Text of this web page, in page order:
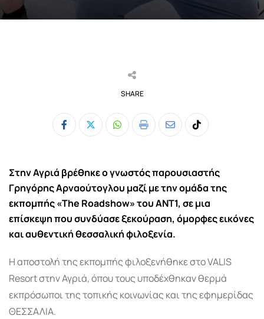
SHARE
Whatsapp
Print
ShareTiktok
Στην Αγριά βρέθηκε ο γνωστός παρουσιαστής
Γρηγόρης Αρναούτογλου μαζί με την ομάδα της
εκπομπής «The Roadshow» του ΑΝΤ1, σε μια
επίσκεψη που συνδύασε ξεκούραση, όμορφες εικόνες
και αυθεντική θεσσαλική φιλοξενία.
Η αποστολή της εκπομπής φιλοξενήθηκε στο VALIS
Resort στην Αγριά, όπου τους υποδέχθηκαν θερμά
εκπρόσωποι της τοπικής κοινωνίας και της εφημερίδας
ΘΕΣΣΑΛΙΑ.